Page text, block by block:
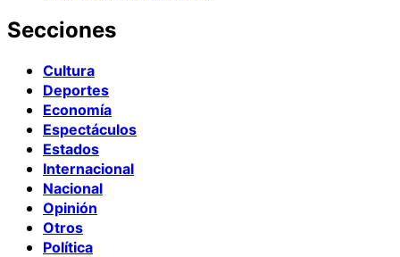
Secciones
Cultura
Deportes
Economía
Espectáculos
Estados
Internacional
Nacional
Opinión
Otros
Política